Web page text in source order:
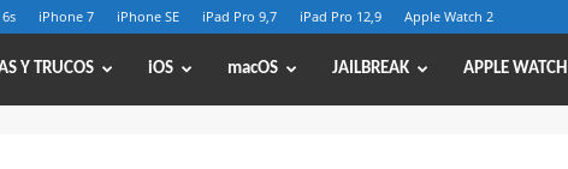
iPhone 7 iPhone SE iPad Pro 9,7 iPad Pro 12,9 Apple Watch 2
Y TRUCOS iOS macOS JAILBREAK APPLE WATCH